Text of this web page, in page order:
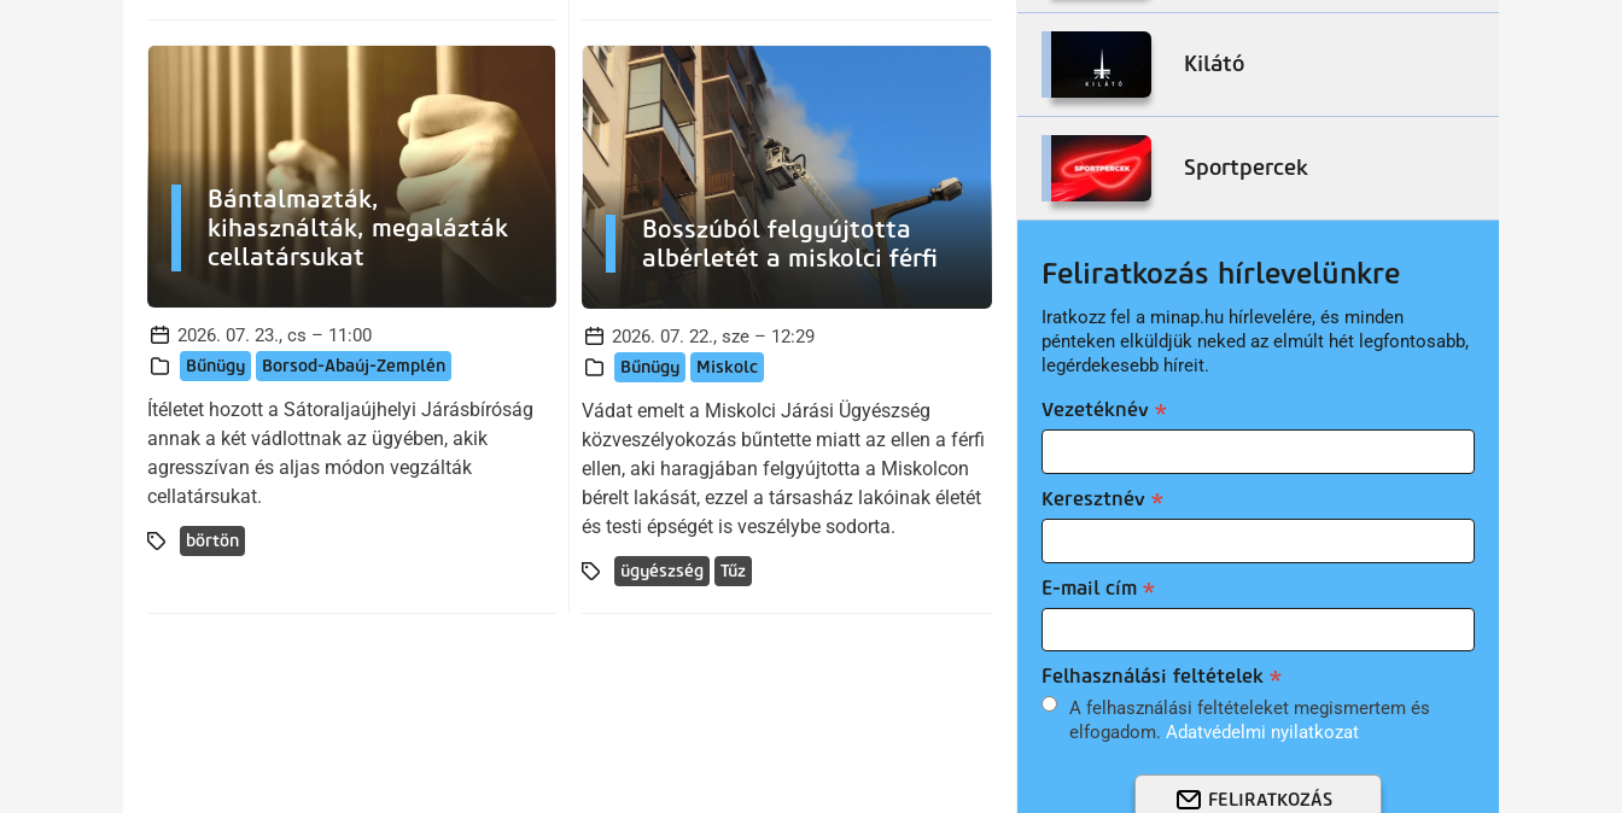
Bántalmazták,
kihasználták, megalázták
cellatársukat
2026. 07. 23., cs – 11:00
Bűnügy Borsod-Abaúj-Zemplén
Ítéletet hozott a Sátoraljaújhelyi Járásbíróság
annak a két vádlottnak az ügyében, akik
agresszívan és aljas módon vegzálták
cellatársukat.
börtön
Bosszúból felgyújtotta
albérletét a miskolci férfi
2026. 07. 22., sze – 12:29
Bűnügy Miskolc
Vádat emelt a Miskolci Járási Ügyészség
közveszélyokozás bűntette miatt az ellen a férfi
ellen, aki haragjában felgyújtotta a Miskolcon
bérelt lakását, ezzel a társasház lakóinak életét
és testi épségét is veszélybe sodorta.
ügyészség Tűz
Kilátó
Sportpercek
Feliratkozás hírlevelünkre
Iratkozz fel a minap.hu hírlevelére, és minden
pénteken elküldjük neked az elmúlt hét legfontosabb,
legérdekesebb híreit.
Vezetéknév
Keresztnév
E-mail cím
Felhasználási feltételek
A felhasználási feltételeket megismertem és
elfogadom. Adatvédelmi nyilatkozat
FELIRATKOZÁS